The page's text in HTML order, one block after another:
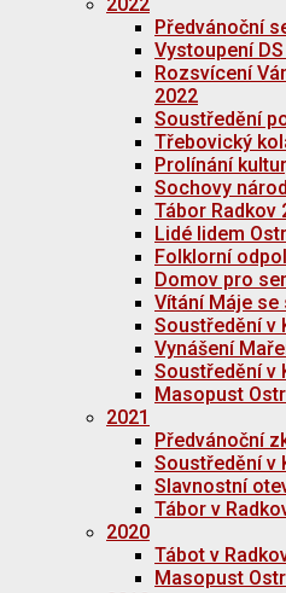
Předvánoční
Vystoupení
Rozsvícení
2022
Soustředění
Třebovický
Prolínání
Sochovy
Tábor Radkov
Lidé lidem
Folklorní
Domov pro
Vítání Máje
Soustředění v
Vynášení
Soustředění v
Masopust
2021
Předvánoční
Soustředění v
Slavnostní
Tábor v
2020
Tábot v
Masopust